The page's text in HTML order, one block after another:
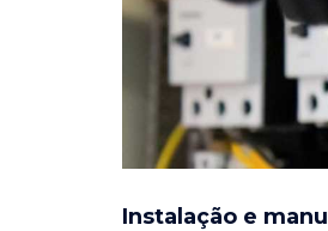
Instalação e